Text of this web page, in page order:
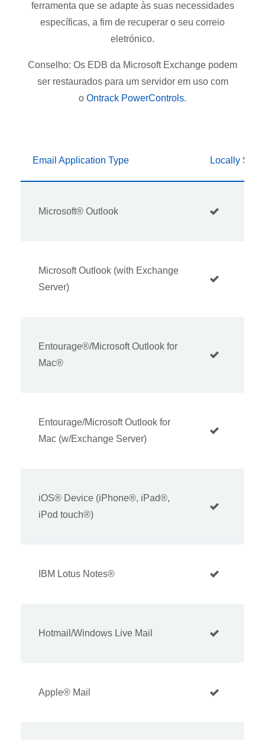
ferramenta que se adapte às suas necessidades
específicas, a fim de recuperar o seu correio
eletrónico.
Conselho: Os EDB da Microsoft Exchange podem
ser restaurados para um servidor em uso com
o Ontrack PowerControls.
Email Application Type Locally
Microsoft® Outlook
Microsoft Outlook (with Exchange
Server)
Entourage®/Microsoft Outlook for
Mac®
Entourage/Microsoft Outlook for
Mac (w/Exchange Server)
iOS® Device (iPhone®, iPad®,
iPod touch®)
IBM Lotus Notes®
Hotmail/Windows Live Mail
Apple® Mail